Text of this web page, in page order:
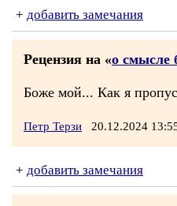
+ добавить замечания
Рецензия на «о смысле
Боже мой... Как я
Петр Терзи 20.12.2024
+ добавить замечания